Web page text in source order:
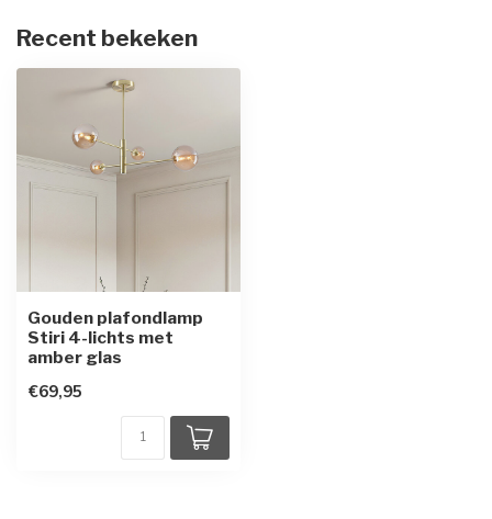
Recent bekeken
Gouden plafondlamp
Stiri 4-lichts met
amber glas
€69,95